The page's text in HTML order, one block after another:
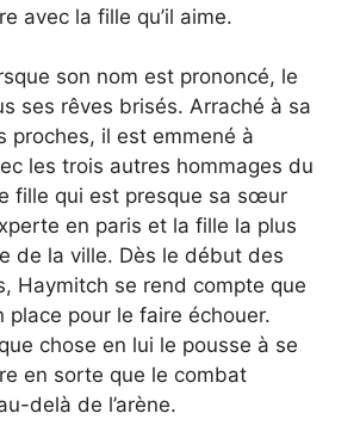
avec la fille qu’il aime.
son nom est prononcé, le
ses rêves brisés. Arraché à sa
proches, il est emmené à
les trois autres hommages du
fille qui est presque sa sœur
en paris et la fille la plus
de la ville. Dès le début des
Haymitch se rend compte que
place pour le faire échouer.
chose en lui le pousse à se
en sorte que le combat
delà de l’arène.